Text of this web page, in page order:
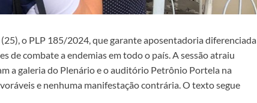
o PLP 185/2024, que garante aposentadoria diferenciada
de combate a endemias em todo o país. A sessão atraiu
a galeria do Plenário e o auditório Petrônio Portela na
e nenhuma manifestação contrária. O texto segue